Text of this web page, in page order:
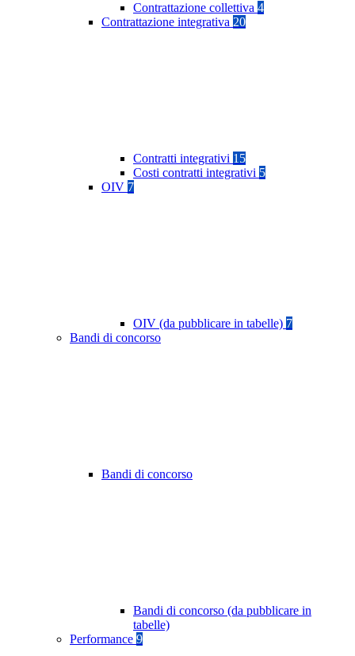
Contrattazione collettiva 4
Contrattazione integrativa 20
Contratti integrativi 15
Costi contratti integrativi 5
OIV 7
OIV (da pubblicare in tabelle) 7
Bandi di concorso
Bandi di concorso
Bandi di concorso (da pubblicare in
tabelle)
Performance 9